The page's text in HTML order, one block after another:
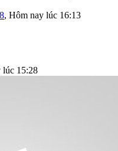
, Hôm nay lúc 16:13
lúc 15:28